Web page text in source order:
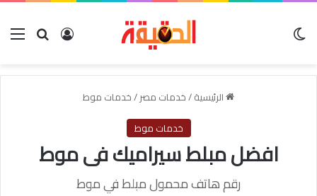
بحث عنتسجيل
الرئيسية/خدمات مصر/خدمات موط
خدمات موط
افضل مبلط سيراميك فى موط
رقم هاتف محمول مبلط في موط